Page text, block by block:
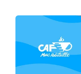
*
JE
M'INSCRIS!